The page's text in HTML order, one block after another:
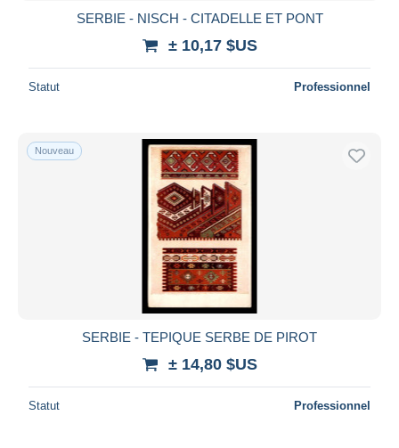
SERBIE - NISCH - CITADELLE ET PONT
± 10,17 $US
Statut Professionnel
Nouveau
SERBIE - TEPIQUE SERBE DE PIROT
± 14,80 $US
Statut Professionnel